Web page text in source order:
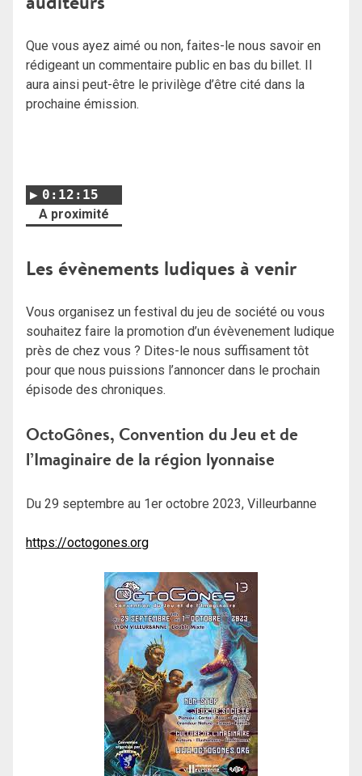
Que vous ayez aimé ou non, faites-le nous savoir en
rédigeant un commentaire public en bas du billet. Il
aura ainsi peut-être le privilège d’être cité dans la
prochaine émission.
0:12:15
A proximité
Les évènements ludiques à venir
Vous organisez un festival du jeu de société ou vous
souhaitez faire la promotion d’un évèvenement ludique
près de chez vous ? Dites-le nous suffisament tôt
pour que nous puissions l’annoncer dans le prochain
épisode des chroniques.
OctoGônes, Convention du Jeu et de
l’Imaginaire de la région lyonnaise
Du 29 septembre au 1er octobre 2023, Villeurbanne
https://octogones.org